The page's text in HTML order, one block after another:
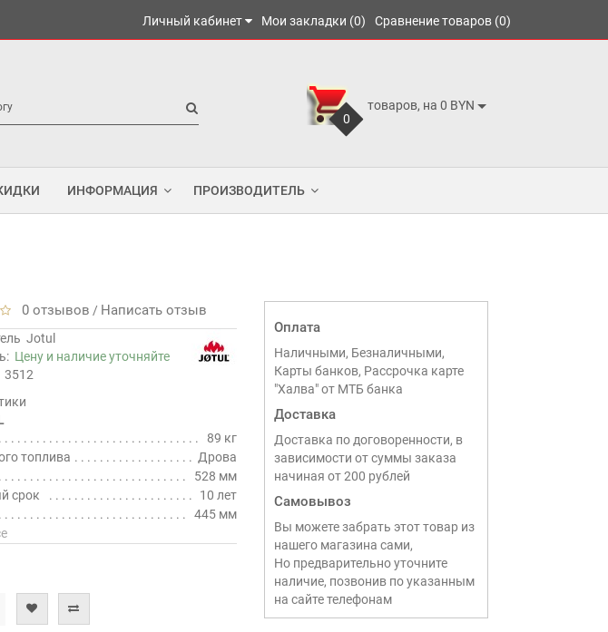
Личный кабинет Мои закладки (0) Сравнение товаров (0)
0
товаров, на 0 BYN
ИНФОРМАЦИЯ ПРОИЗВОДИТЕЛЬ
0 отзывов / Написать отзыв
Jotul
Цену и наличие уточняйте
3512
89 кг
топлива
Дрова
528 мм
срок
10 лет
445 мм
Оплата
Наличными, Безналичными,
Карты банков, Рассрочка карте
"Халва" от МТБ банка
Доставка
Доставка по договоренности, в
зависимости от суммы заказа
начиная от 200 рублей
Самовывоз
Вы можете забрать этот товар из
нашего магазина сами,
Но предварительно уточните
наличие, позвонив по указанным
на сайте телефонам